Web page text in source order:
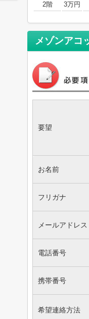
2階
3万円
メゾンアコ
要望
お名前
フリガナ
メールアドレス
電話番号
携帯番号
希望連絡方法